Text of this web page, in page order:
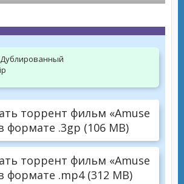
Дублированный
торрент фильм «Amuse
формате .3gp (106 MB)
торрент фильм «Amuse
формате .mp4 (312 MB)